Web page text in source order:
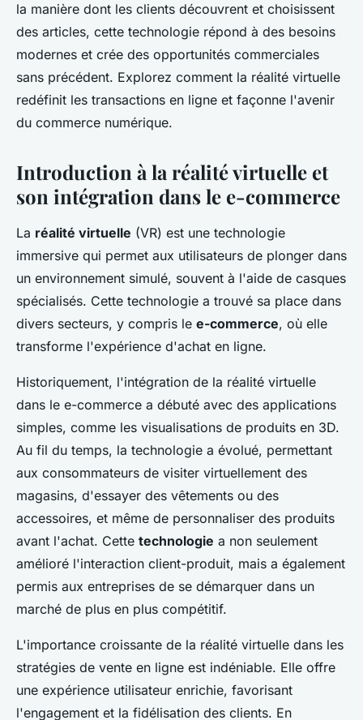
la manière dont les clients découvrent et choisissent
des articles, cette technologie répond à des besoins
modernes et crée des opportunités commerciales
sans précédent. Explorez comment la réalité virtuelle
redéfinit les transactions en ligne et façonne l'avenir
du commerce numérique.
Introduction à la réalité virtuelle et
son intégration dans le e-commerce
La réalité virtuelle (VR) est une technologie
immersive qui permet aux utilisateurs de plonger dans
un environnement simulé, souvent à l'aide de casques
spécialisés. Cette technologie a trouvé sa place dans
divers secteurs, y compris le e-commerce, où elle
transforme l'expérience d'achat en ligne.
Historiquement, l'intégration de la réalité virtuelle
dans le e-commerce a débuté avec des applications
simples, comme les visualisations de produits en 3D.
Au fil du temps, la technologie a évolué, permettant
aux consommateurs de visiter virtuellement des
magasins, d'essayer des vêtements ou des
accessoires, et même de personnaliser des produits
avant l'achat. Cette technologie a non seulement
amélioré l'interaction client-produit, mais a également
permis aux entreprises de se démarquer dans un
marché de plus en plus compétitif.
L'importance croissante de la réalité virtuelle dans les
stratégies de vente en ligne est indéniable. Elle offre
une expérience utilisateur enrichie, favorisant
l'engagement et la fidélisation des clients. En